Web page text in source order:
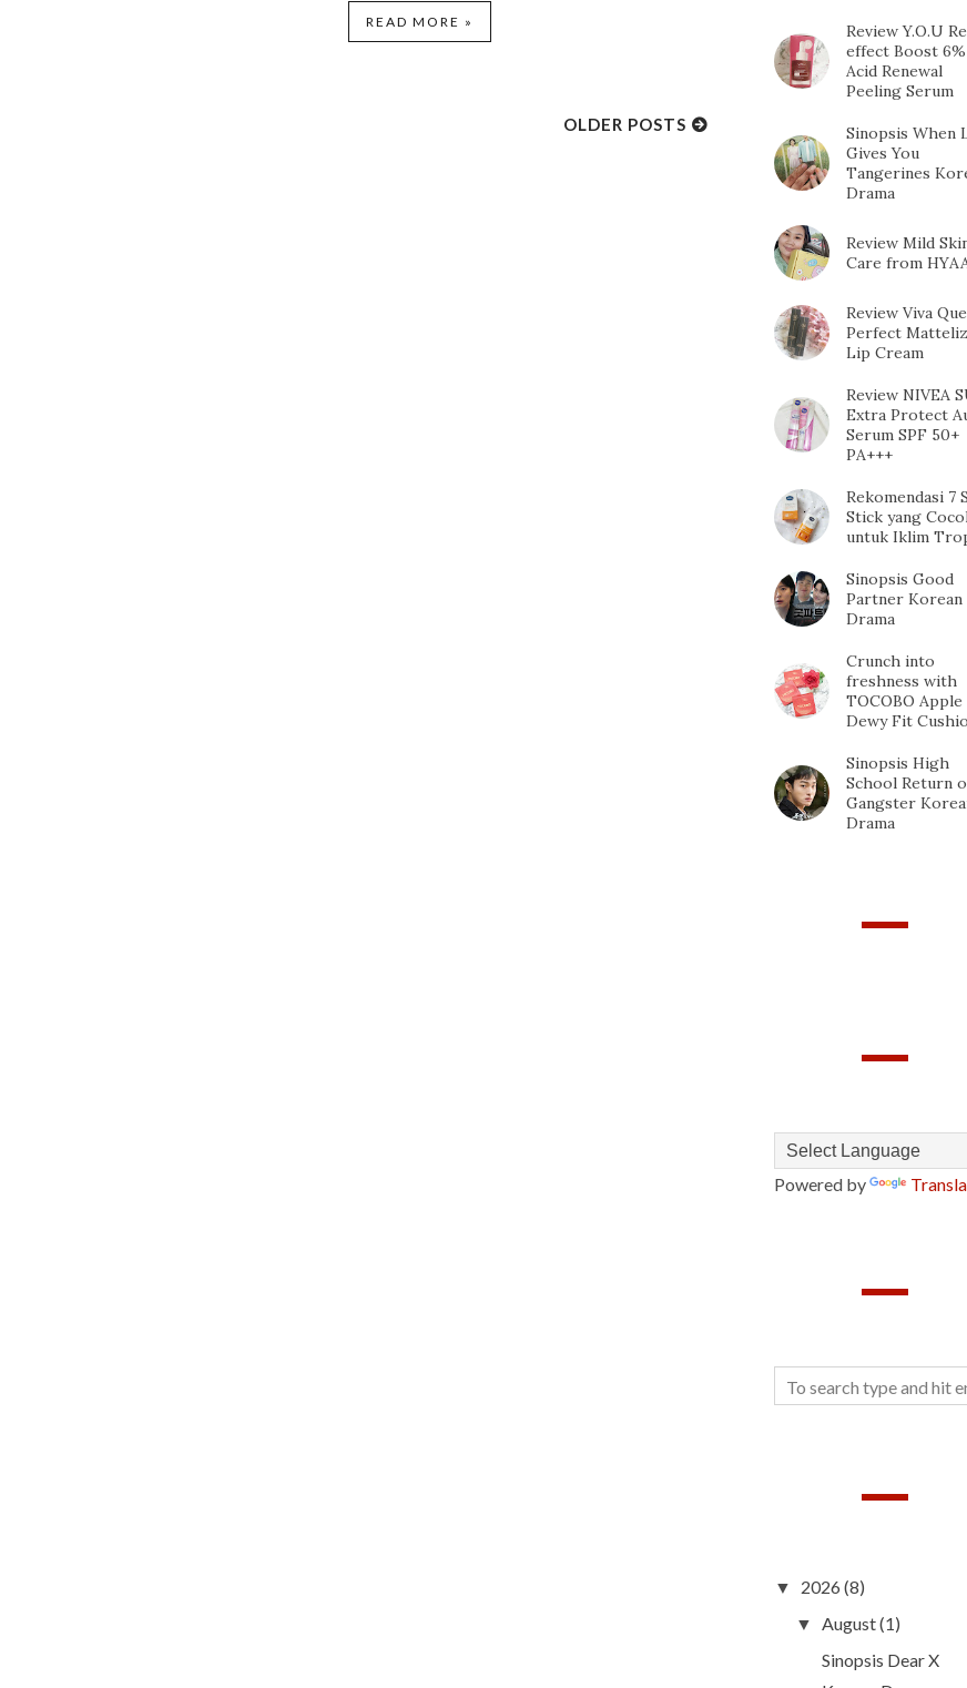
READ MORE »
OLDER POSTS
Review Y.O.U
effect Boost 6%
Acid Renewal
Peeling Serum
Sinopsis When
Gives You
Tangerines
Drama
Review Mild
Care from
Review Viva
Perfect
Lip Cream
Review NIVEA
Extra Protect
Serum SPF 50+
PA+++
Rekomendasi 7
Stick yang
untuk Iklim
Sinopsis Good
Partner Korean
Drama
Crunch into
freshness with
TOCOBO Apple
Dewy Fit
Sinopsis High
School Return
Gangster
Drama
Powered by
▼ 2026 (8)
▼August(1)
Sinopsis Dear X